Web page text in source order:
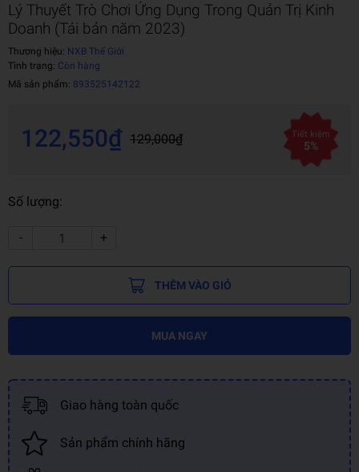
Lý Thuyết Trò Chơi Ứng Dụng Trong Quản Trị Kinh
Doanh (Tái bản năm 2023)
Thương hiệu: NXB Thế Giới
Tình trạng: Còn hàng
Mã sản phẩm: 893525142122
122,550₫ 129,000₫ Tiết kiệm
5%
Số lượng:
- +
THÊM VÀO GIỎ
MUA NGAY
Giao hàng toàn quốc
Sản phẩm chính hãng